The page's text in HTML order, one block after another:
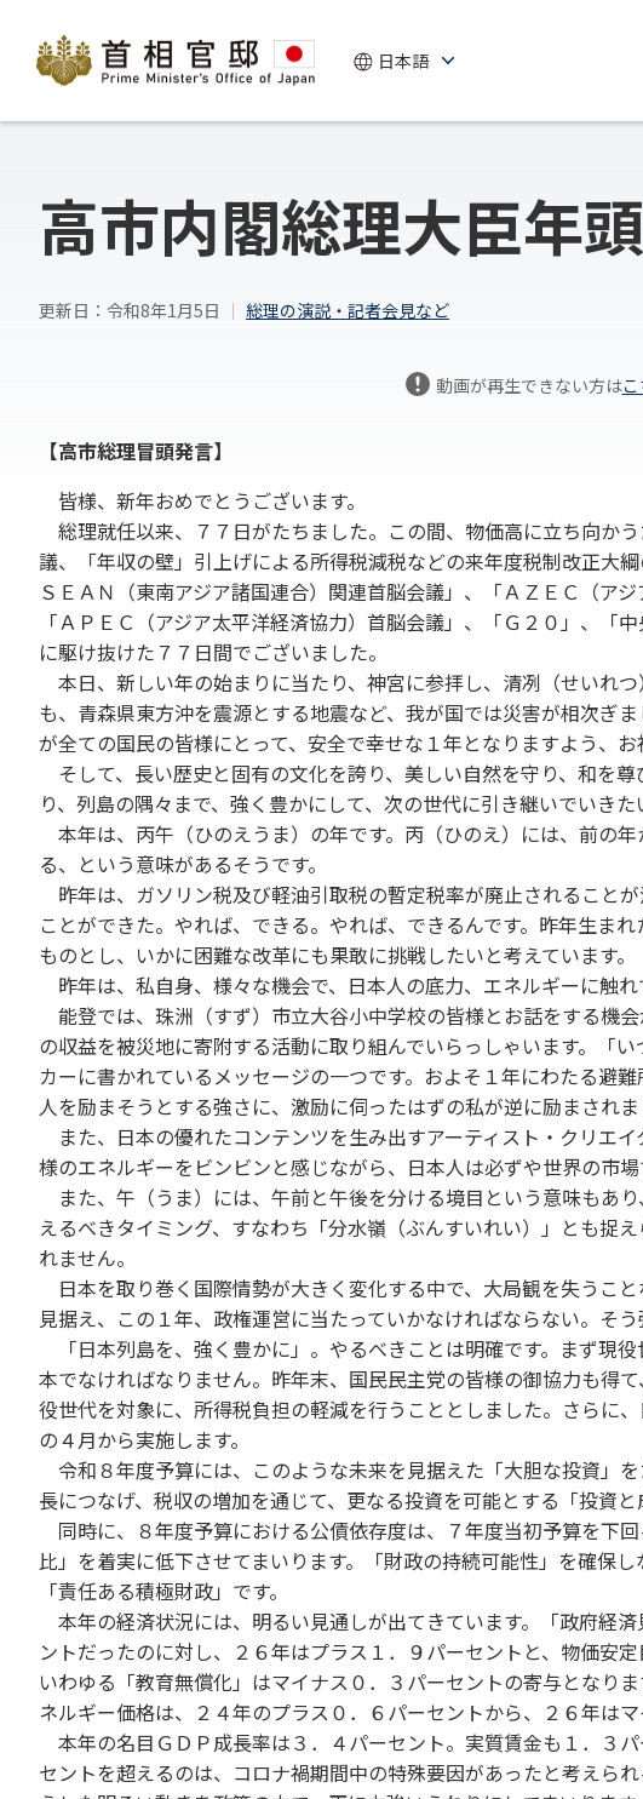
高市内閣総理大臣年
更新日：令和8年1月5日 総理の演説・記者会見など
動画が再生できない方はこ
【高市総理冒頭発言】
皆様、新年おめでとうございます。
総理就任以来、７７日がたちました。この間、物価高に立ち向か
議、「年収の壁」引上げによる所得税減税などの来年度税制改正大
ＳＥＡＮ（東南アジア諸国連合）関連首脳会議」、「ＡＺＥＣ（ア
「ＡＰＥＣ（アジア太平洋経済協力）首脳会議」、「Ｇ２０」、「
に駆け抜けた７７日間でございました。
本日、新しい年の始まりに当たり、神宮に参拝し、清冽（せいれ
も、青森県東方沖を震源とする地震など、我が国では災害が相次ぎ
が全ての国民の皆様にとって、安全で幸せな１年となりますよう、お
そして、長い歴史と固有の文化を誇り、美しい自然を守り、和を
り、列島の隅々まで、強く豊かにして、次の世代に引き継いでいきた
本年は、丙午（ひのえうま）の年です。丙（ひのえ）には、前の
る、という意味があるそうです。
昨年は、ガソリン税及び軽油引取税の暫定税率が廃止されること
ことができた。やれば、できる。やれば、できるんです。昨年生ま
ものとし、いかに困難な改革にも果敢に挑戦したいと考えています。
昨年は、私自身、様々な機会で、日本人の底力、エネルギーに触れ
能登では、珠洲（すず）市立大谷小中学校の皆様とお話をする機
の収益を被災地に寄附する活動に取り組んでいらっしゃいます。「
カーに書かれているメッセージの一つです。およそ１年にわたる避
人を励まそうとする強さに、激励に伺ったはずの私が逆に励まされま
また、日本の優れたコンテンツを生み出すアーティスト・クリエ
様のエネルギーをビンビンと感じながら、日本人は必ずや世界の市場
また、午（うま）には、午前と午後を分ける境目という意味もあ
えるべきタイミング、すなわち「分水嶺（ぶんすいれい）」とも捉
れません。
日本を取り巻く国際情勢が大きく変化する中で、大局観を失うこ
見据え、この１年、政権運営に当たっていかなければならない。そう
「日本列島を、強く豊かに」。やるべきことは明確です。まず現
本でなければなりません。昨年末、国民民主党の皆様の御協力も得
役世代を対象に、所得税負担の軽減を行うこととしました。さらに
の４月から実施します。
令和８年度予算には、このような未来を見据えた「大胆な投資」
長につなげ、税収の増加を通じて、更なる投資を可能とする「投資と
同時に、８年度予算における公債依存度は、７年度当初予算を下
比」を着実に低下させてまいります。「財政の持続可能性」を確保
「責任ある積極財政」です。
本年の経済状況には、明るい見通しが出てきています。「政府経
ントだったのに対し、２６年はプラス１．９パーセントと、物価安
いわゆる「教育無償化」はマイナス０．３パーセントの寄与となり
ネルギー価格は、２４年のプラス０．６パーセントから、２６年は
本年の名目ＧＤＰ成長率は３．４パーセント。実質賃金も１．３
セントを超えるのは、コロナ禍期間中の特殊要因があったと考えら